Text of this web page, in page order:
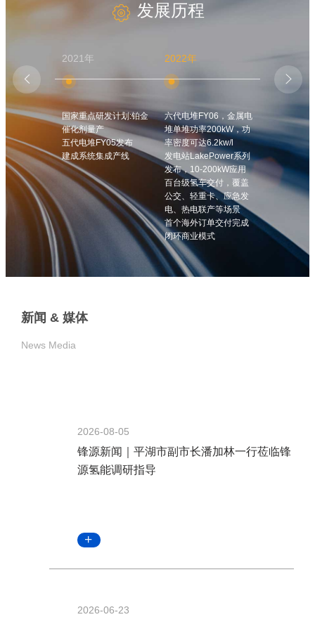
发展历程

发计划:铂金
发布
成产线
2022年
六代电堆FY06，金属电
堆单堆功率200kW，功
率密度可达6.2kw/l
发电站LakePower系列
发布，10-200kW应用
百台级氢车交付，覆盖
公交、轻重卡、应急发
电、热电联产等场景
首个海外订单交付完成
闭环商业模式
2023年
石墨堆FY06B发布，低
计量比1.2/1.4
金属堆FY06M系列突破
250kw
系统产品突破160kW
氢能发电系统批量交付
海外市场
兆瓦级产
在热电联
等方面开
从矿用车
物流等交
逐步打开
用典型案

新闻 & 媒体
News Media
2026-08-05
锋源新闻｜平湖市副市长潘加林一行莅临锋
源氢能调研指导
2026-06-23